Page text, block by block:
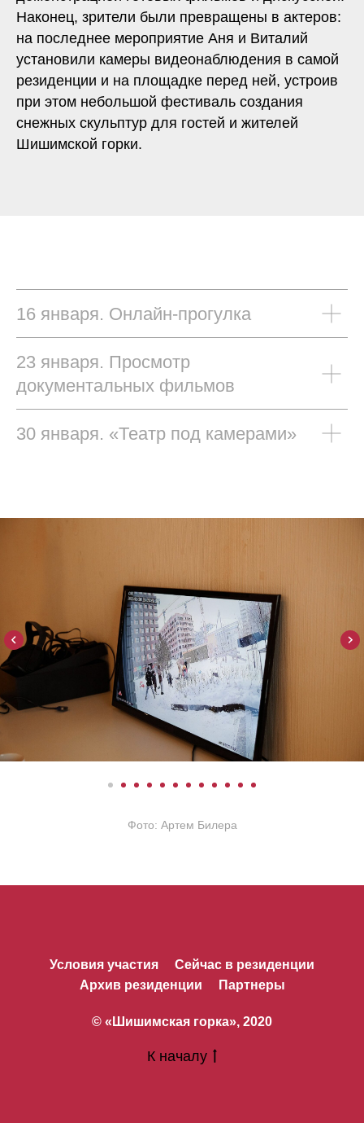
Наконец, зрители были превращены в актеров:
на последнее мероприятие Аня и Виталий
установили камеры видеонаблюдения в самой
резиденции и на площадке перед ней, устроив
при этом небольшой фестиваль создания
снежных скульптур для гостей и жителей
Шишимской горки.
16 января. Онлайн-прогулка
23 января. Просмотр
документальных фильмов
30 января. «Театр под камерами»
Фото: Артем Билера
Условия участия
Сейчас в резиденции
Архив резиденции
Партнеры
© «Шишимская горка», 2020
К началу